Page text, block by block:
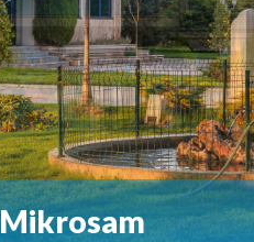
Mikrosam